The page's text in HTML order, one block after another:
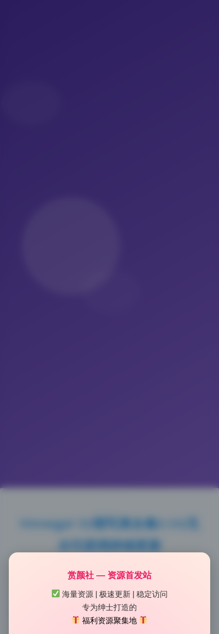
Vinnegal 32期写真合集3.5G无
水印原档持续更新
2026-6-28 11:49 | 57 |
1070 字
| 4 分钟
放大看了好久，皮肤纹理保留得很好，没有过度磨皮变
成塑料人。这组Vinnegal第32期写真合集3.5G的无水印
赏颜社 — 资源首发站
海量资源 | 极速更新 | 稳定访问
专为绅士打造的
福利资源聚集地